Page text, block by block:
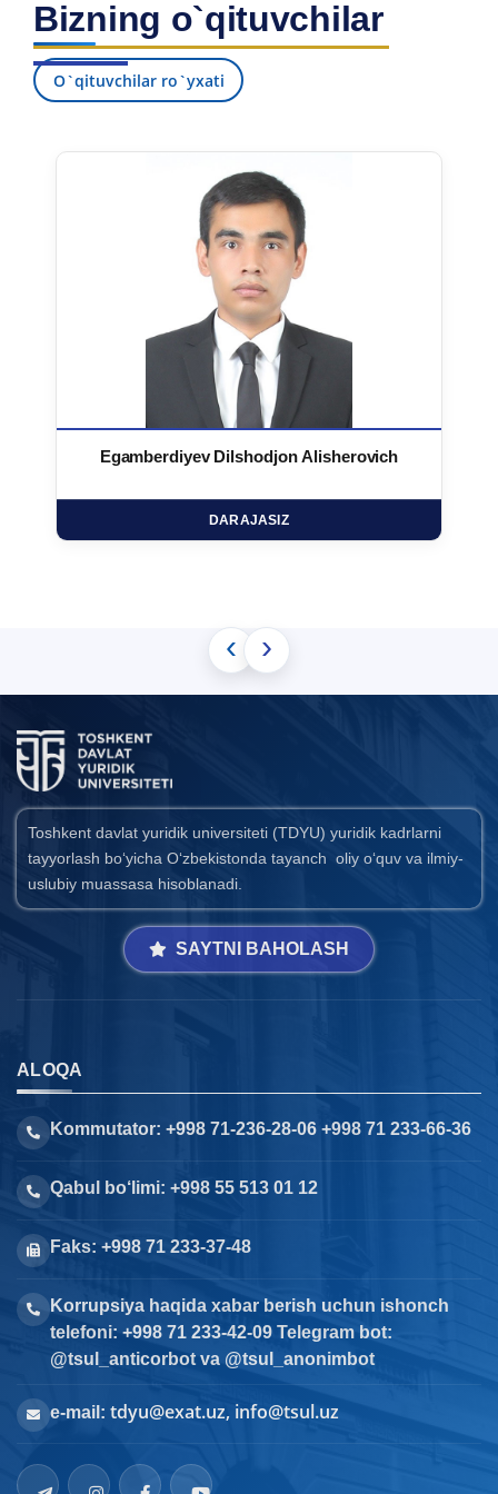
Bizning o`qituvchilar
O`qituvchilar ro`yxati
Egamberdiyev Dilshodjon Alisherovich
DARAJASIZ
‹ ›
Toshkent davlat yuridik universiteti (TDYU) yuridik kadrlarni
tayyorlash bo‘yicha O‘zbekistonda tayanch oliy o‘quv va ilmiy-
uslubiy muassasa hisoblanadi.
SAYTNI BAHOLASH
ALOQA
Kommutator: +998 71-236-28-06 +998 71 233-66-36
Qabul bo‘limi: +998 55 513 01 12
Faks: +998 71 233-37-48
Korrupsiya haqida xabar berish uchun ishonch
telefoni: +998 71 233-42-09 Telegram bot:
@tsul_anticorbot va @tsul_anonimbot
e-mail: tdyu@exat.uz, info@tsul.uz
7. Call-center (4) 8. Bakalavriat kvotasi (3)
9. Magistratura kvotasi (4) ✉️ Adminga yozish